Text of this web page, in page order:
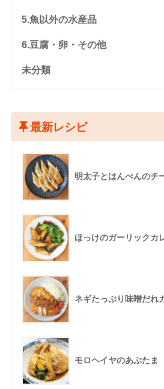
5.魚以外の水産品
6.豆腐・卵・その他
未分類
最新レシピ
明太子とはんぺんのチ
ほっけのガーリックカ
ネギたっぷり味噌だれ
モロヘイヤのあぶたま